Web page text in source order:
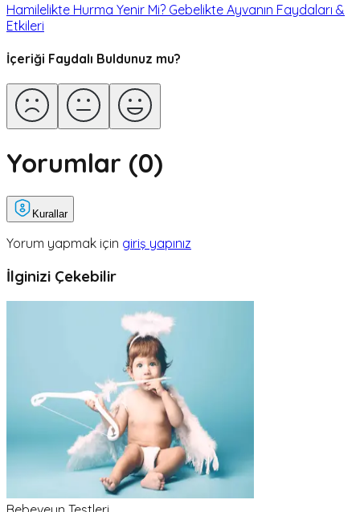
Hamilelikte Hurma Yenir Mi? Gebelikte Ayvanın Faydaları &
Etkileri
İçeriği Faydalı Buldunuz mu?
Yorumlar (0)
Kurallar
Yorum yapmak için giriş yapınız
İlginizi Çekebilir